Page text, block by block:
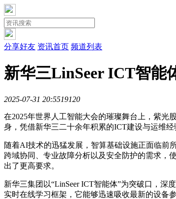
分享好友 资讯首页 频道列表
新华三LinSeer ICT智能
2025-07-31 20:5519120
在2025年世界人工智能大会的璀璨舞台上，紫
身，凭借新华三二十余年积累的ICT建设与运维
随着AI技术的迅猛发展，智算基础设施正面临前
跨域协同、专业故障分析以及安全防护的需求，
出了更高要求。
新华三集团以“LinSeer ICT智能体”为突破口，
实时在线学习框架，它能够迅速吸收最新的设备